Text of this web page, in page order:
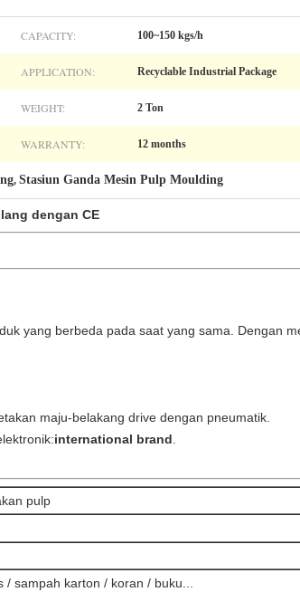
CAPACITY: 100~150 kgs/h
APPLICATION: Recyclable Industrial Package
WEIGHT: 2 Ton
WARRANTY: 12 months
, Stasiun Ganda Mesin Pulp Moulding
dengan CE
yang berbeda pada saat yang sama. Dengan
maju-belakang drive dengan pneumatik.
international brand
pulp
/ sampah karton / koran / buku...